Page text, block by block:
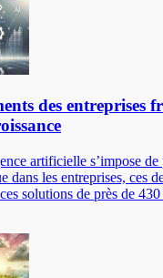
des entreprises
artificielle s’impose
dans les entreprises, ces
solutions de près de